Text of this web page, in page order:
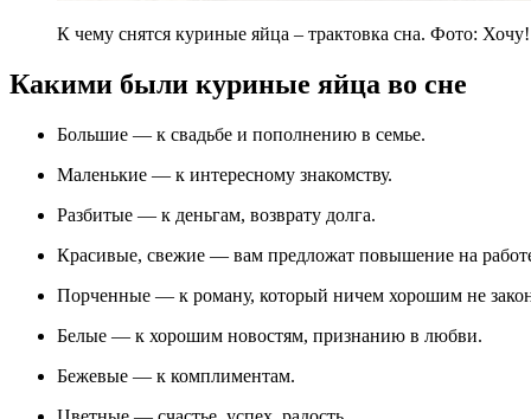
К чему снятся куриные яйца – трактовка сна. Фото: Хочу!
Какими были куриные яйца во сне
Большие — к свадьбе и пополнению в семье.
Маленькие — к интересному знакомству.
Разбитые — к деньгам, возврату долга.
Красивые, свежие — вам предложат повышение на
Порченные — к роману, который ничем хорошим не
Белые — к хорошим новостям, признанию в любви.
Бежевые — к комплиментам.